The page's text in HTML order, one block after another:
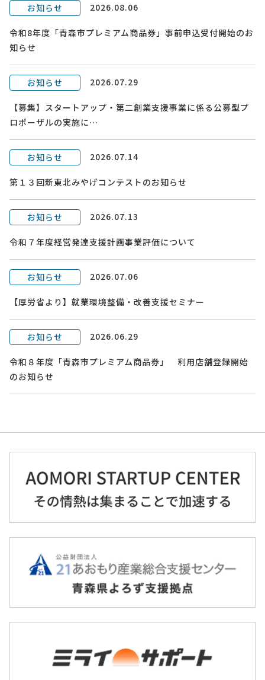
お知らせ 2026.08.06
令和8年度「青森市プレミアム商品券」事前申込受付開始のお
知らせ
お知らせ 2026.07.29
【募集】スタートアップ・第二創業支援事業に係る公募型プ
ロポーザルの実施に…
お知らせ 2026.07.14
第１３回新東北みやげコンテストのお知らせ
お知らせ 2026.07.13
令和７年度経営発達支援計画事業評価について
お知らせ 2026.07.06
【厚労省より】就業環境整備・改善支援セミナー
お知らせ 2026.06.29
令和８年度「青森市プレミアム商品券」 利用店舗登録開始
のお知らせ